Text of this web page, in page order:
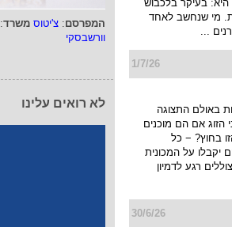
המפרסם: צ'יטוס משרד:
וורשבסקי
לא רואים עלינו
בעיקר בלכבוש
מי שנחשב לאחד
...
1/7/26
באולם התצוגה
הזוג אם הם מוכנים
בחוץ? − כל
על המכונית
רגע לדמיון
30/6/26